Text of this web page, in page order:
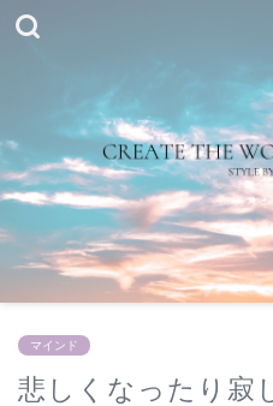
マインド
悲しくなったり寂